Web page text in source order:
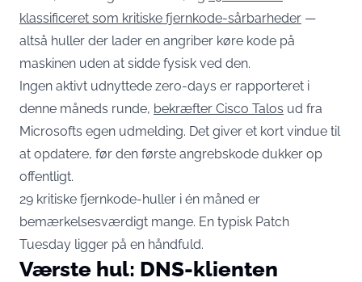
klassificeret som kritiske fjernkode-sårbarheder —
altså huller der lader en angriber køre kode på
maskinen uden at sidde fysisk ved den.
Ingen aktivt udnyttede zero-days er rapporteret i
denne måneds runde, bekræfter Cisco Talos ud fra
Microsofts egen udmelding. Det giver et kort vindue til
at opdatere, før den første angrebskode dukker op
offentligt.
29 kritiske fjernkode-huller i én måned er
bemærkelsesværdigt mange. En typisk Patch
Tuesday ligger på en håndfuld.
Værste hul: DNS-klienten